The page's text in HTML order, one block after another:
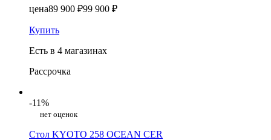
цена89 900 ₽99 900 ₽
Купить
Есть в 4 магазинах
Рассрочка
-11%
нет оценок
Стол KYOTO 258 OCEAN CER